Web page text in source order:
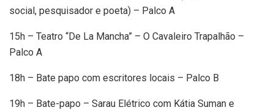
social, pesquisador e poeta) – Palco A
15h – Teatro “De La Mancha” – O Cavaleiro Trapalhão –
Palco A
18h – Bate papo com escritores locais – Palco B
19h – Bate-papo – Sarau Elétrico com Kátia Suman e